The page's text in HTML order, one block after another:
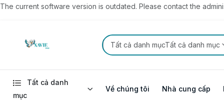
The current software version is outdated. Please contact the
Tất cả danh mụcTất cả danh mục
Tất cả danh
mục
Về chúng tôi Nhà cung cấp